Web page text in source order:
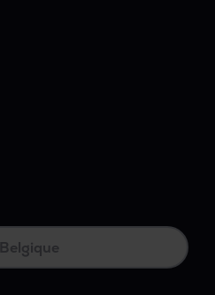
Belgique